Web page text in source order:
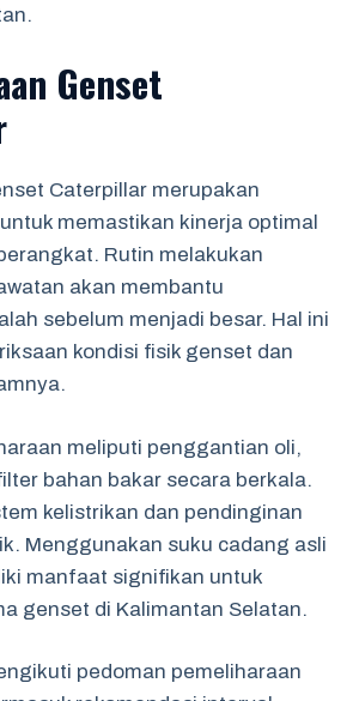
Genset
Caterpillar merupakan
memastikan kinerja optimal
Rutin melakukan
akan membantu
sebelum menjadi besar. Hal ini
kondisi fisik genset dan
meliputi penggantian oli,
bahan bakar secara berkala.
kelistrikan dan pendinginan
Menggunakan suku cadang asli
manfaat signifikan untuk
genset di Kalimantan Selatan.
pedoman pemeliharaan